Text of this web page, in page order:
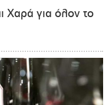
Χαρά για όλον το